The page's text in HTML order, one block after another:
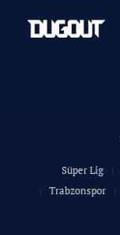
Süper Lig
Trabzonspor